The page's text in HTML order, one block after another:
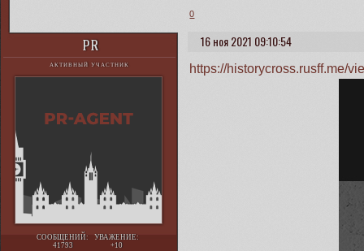
0
16 ноя 2021 09:10:54
PR
АКТИВНЫЙ УЧАСТНИК
СООБЩЕНИЙ:
41793
УВАЖЕНИЕ:
+10
https://historycross.rusff.me/